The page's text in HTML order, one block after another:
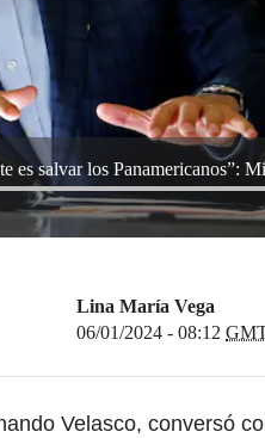
es salvar los Panamericanos”:
Lina María Vega
06/01/2024 - 08:12
Velasco, conversó